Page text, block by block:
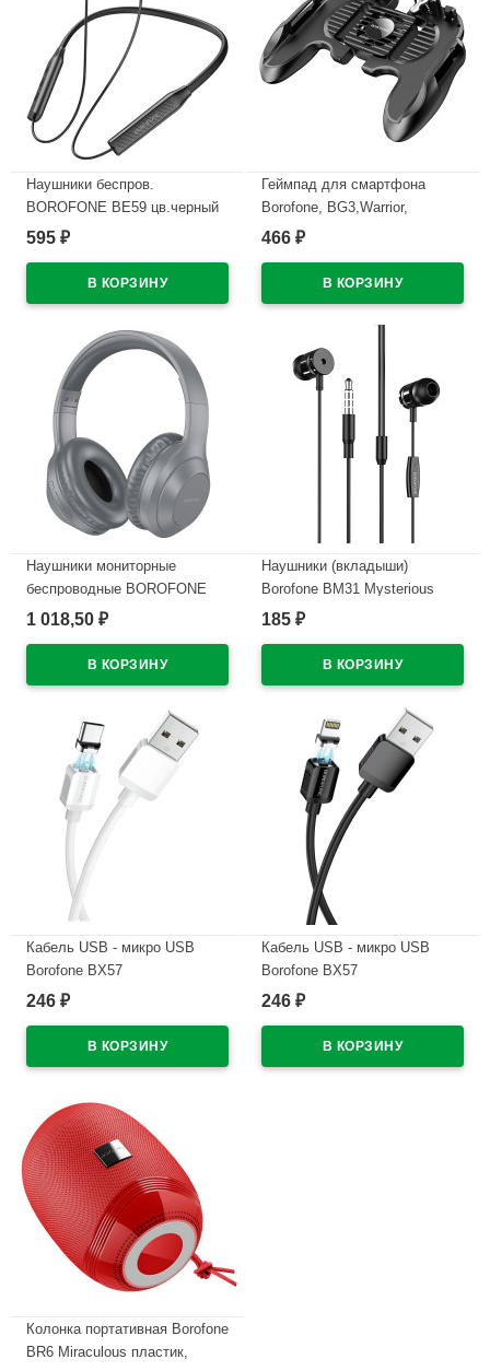
Наушники беспров.
BOROFONE BE59 цв.черный
В наличии
595 ₽
Геймпад для смартфона
Borofone, BG3,Warrior,
цв.чёрный
466 ₽
Наушники мониторные
беспроводные BOROFONE
BO20 Player wireless headset
1 018,50 ₽
Наушники (вкладыши)
Borofone BM31 Mysterious
1,2м черный
185 ₽
Кабель USB - микро USB
Borofone BX57
Effective,1.0м,круглый,
246 ₽
Кабель USB - микро USB
Borofone BX57
Effective,1.0м,круглый,
246 ₽
Колонка портативная Borofone
BR6 Miraculous пластик,